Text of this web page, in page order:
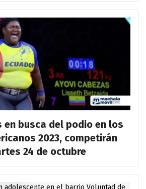
en busca del podio en los
2023, competirán
24 de octubre